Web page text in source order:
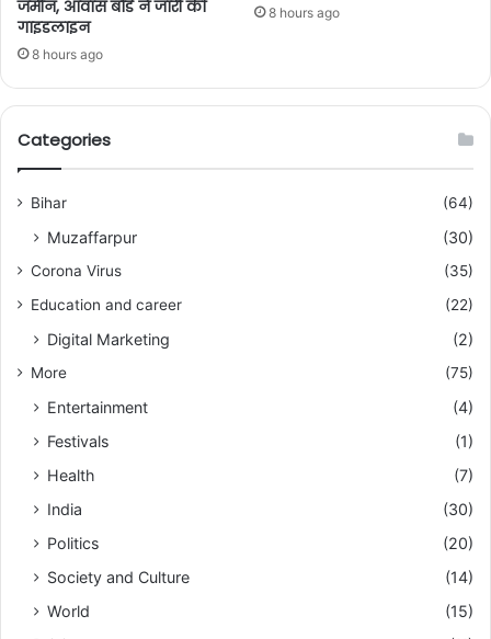
जमीन, आवास बोर्ड ने जारी की
गाइडलाइन
8 hours ago
8 hours ago
Categories
Bihar (64)
Muzaffarpur (30)
Corona Virus
(35)
Education and career
(22)
Digital Marketing (2)
More (75)
Entertainment
(4)
Festivals
(1)
Health
(7)
India
(30)
Politics
(20)
Society and Culture
(14)
World
(15)